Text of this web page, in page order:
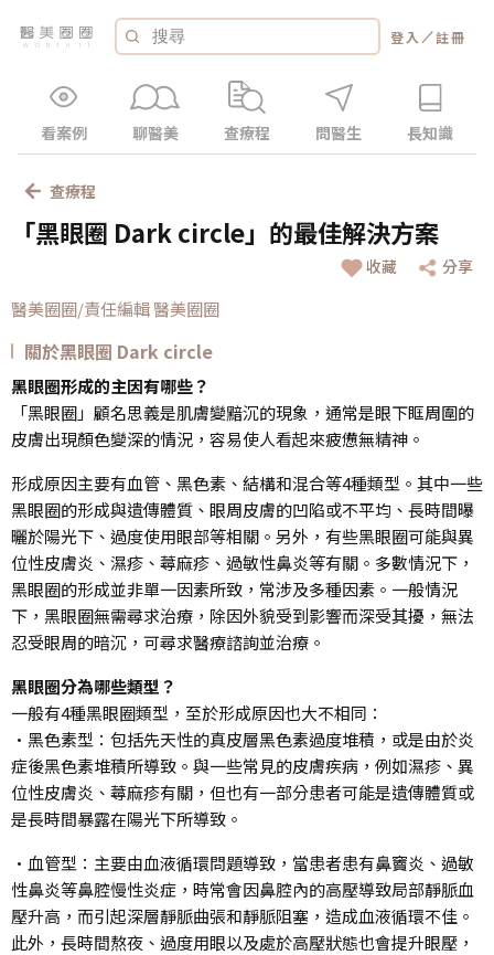
登入 ／註冊
看案例 聊醫美 查療程 問醫生 長知識
查療程
「黑眼圈 Dark circle」的最佳解決方案
收藏 分享
醫美圈圈/責任編輯 醫美圈圈
關於黑眼圈 Dark circle
黑眼圈形成的主因有哪些？
「黑眼圈」顧名思義是肌膚變黯沉的現象，通常是眼下眶周圍的
皮膚出現顏色變深的情況，容易使人看起來疲憊無精神。
形成原因主要有血管、黑色素、結構和混合等4種類型。其中一些
黑眼圈的形成與遺傳體質、眼周皮膚的凹陷或不平均、長時間曝
曬於陽光下、過度使用眼部等相關。另外，有些黑眼圈可能與異
位性皮膚炎、濕疹、蕁麻疹、過敏性鼻炎等有關。多數情況下，
黑眼圈的形成並非單一因素所致，常涉及多種因素。一般情況
下，黑眼圈無需尋求治療，除因外貌受到影響而深受其擾，無法
忍受眼周的暗沉，可尋求醫療諮詢並治療。
黑眼圈分為哪些類型？
一般有4種黑眼圈類型，至於形成原因也大不相同：
•黑色素型：包括先天性的真皮層黑色素過度堆積，或是由於炎
症後黑色素堆積所導致。與一些常見的皮膚疾病，例如濕疹、異
位性皮膚炎、蕁麻疹有關，但也有一部分患者可能是遺傳體質或
是長時間暴露在陽光下所導致。
•血管型：主要由血液循環問題導致，當患者患有鼻竇炎、過敏
性鼻炎等鼻腔慢性炎症，時常會因鼻腔內的高壓導致局部靜脈血
壓升高，而引起深層靜脈曲張和靜脈阻塞，造成血液循環不佳。
此外，長時間熬夜、過度用眼以及處於高壓狀態也會提升眼壓，